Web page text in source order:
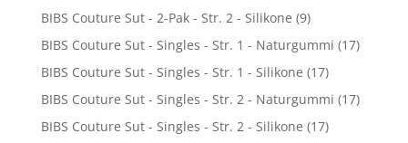
BIBS Couture Sut - 2-Pak - Str. 2 - Silikone (9)
BIBS Couture Sut - Singles - Str. 1 - Naturgummi (17)
BIBS Couture Sut - Singles - Str. 1 - Silikone (17)
BIBS Couture Sut - Singles - Str. 2 - Naturgummi (17)
BIBS Couture Sut - Singles - Str. 2 - Silikone (17)